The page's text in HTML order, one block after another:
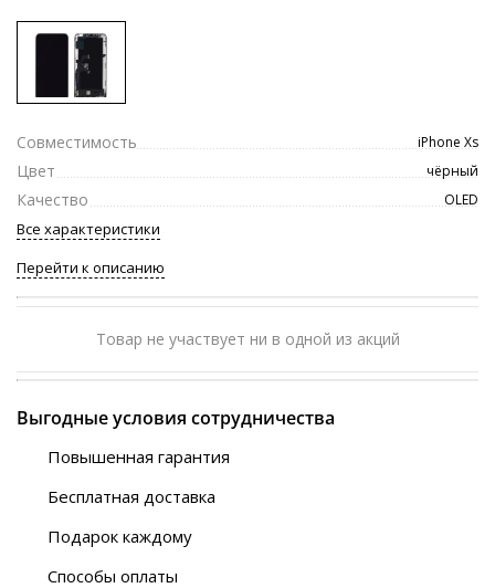
Совместимость iPhone Xs
Цвет чёрный
Качество OLED
Все характеристики
Перейти к описанию
Товар не участвует ни в одной из акций
Выгодные условия сотрудничества
Повышенная гарантия
Бесплатная доставка
Автобусы (по ЮФО)
“BlaBlaCar” (по ЮФО)
Подарок каждому
Способы оплаты